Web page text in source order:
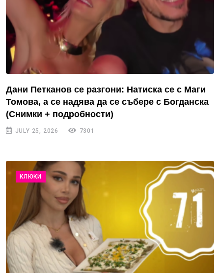
Дани Петканов се разгони: Натиска се с Маги
Томова, а се надява да се събере с Богданска
(Снимки + подробности)
JULY 25, 2026 7301
КЛЮКИ